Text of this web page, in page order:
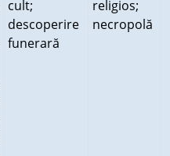
cult;
descoperire
funerară
religios;
necropolă